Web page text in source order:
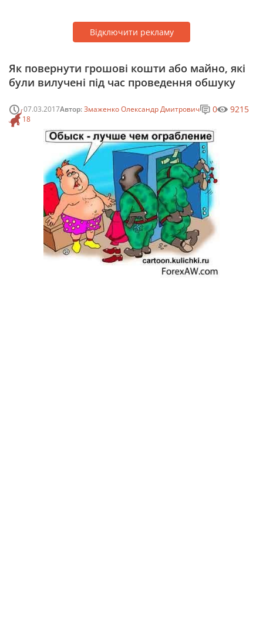
Відключити рекламу
Як повернути грошові кошти або майно, які
були вилучені під час проведення обшуку
07.03.2017Автор:Змаженко Олександр Дмитрович
18
0 9215